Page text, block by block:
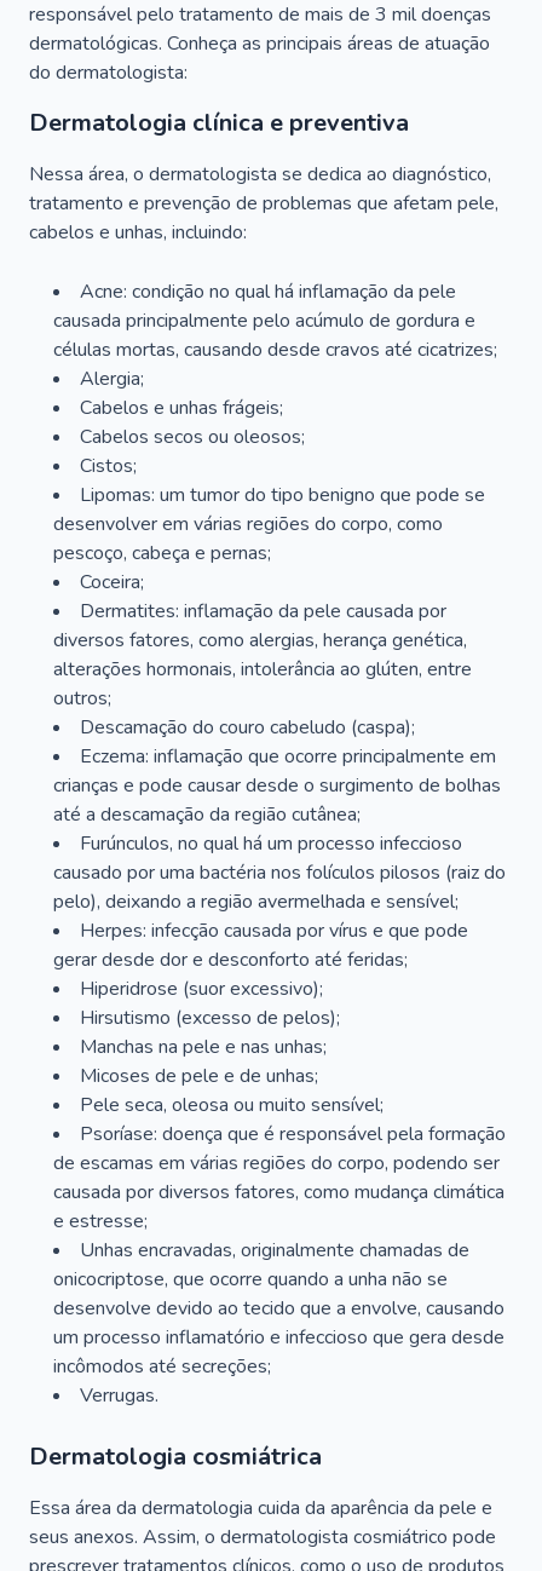
responsável pelo tratamento de mais de 3 mil doenças
dermatológicas. Conheça as principais áreas de atuação
do dermatologista:
Dermatologia clínica e preventiva
Nessa área, o dermatologista se dedica ao diagnóstico,
tratamento e prevenção de problemas que afetam pele,
cabelos e unhas, incluindo:
Acne: condição no qual há inflamação da pele
causada principalmente pelo acúmulo de gordura e
células mortas, causando desde cravos até cicatrizes;
Alergia;
Cabelos e unhas frágeis;
Cabelos secos ou oleosos;
Cistos;
Lipomas: um tumor do tipo benigno que pode se
desenvolver em várias regiões do corpo, como
pescoço, cabeça e pernas;
Coceira;
Dermatites: inflamação da pele causada por
diversos fatores, como alergias, herança genética,
alterações hormonais, intolerância ao glúten, entre
outros;
Descamação do couro cabeludo (caspa);
Eczema: inflamação que ocorre principalmente em
crianças e pode causar desde o surgimento de bolhas
até a descamação da região cutânea;
Furúnculos, no qual há um processo infeccioso
causado por uma bactéria nos folículos pilosos (raiz do
pelo), deixando a região avermelhada e sensível;
Herpes: infecção causada por vírus e que pode
gerar desde dor e desconforto até feridas;
Hiperidrose (suor excessivo);
Hirsutismo (excesso de pelos);
Manchas na pele e nas unhas;
Micoses de pele e de unhas;
Pele seca, oleosa ou muito sensível;
Psoríase: doença que é responsável pela formação
de escamas em várias regiões do corpo, podendo ser
causada por diversos fatores, como mudança climática
e estresse;
Unhas encravadas, originalmente chamadas de
onicocriptose, que ocorre quando a unha não se
desenvolve devido ao tecido que a envolve, causando
um processo inflamatório e infeccioso que gera desde
incômodos até secreções;
Verrugas.
Dermatologia cosmiátrica
Essa área da dermatologia cuida da aparência da pele e
seus anexos. Assim, o dermatologista cosmiátrico pode